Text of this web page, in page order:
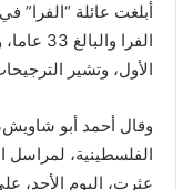
أبلغت عائلة “الفرا”
الفرا
الأول، وتشير
وقال أحمد أبو
الفلسطينية، لمراسل
عثرت، اليوم الأحد،